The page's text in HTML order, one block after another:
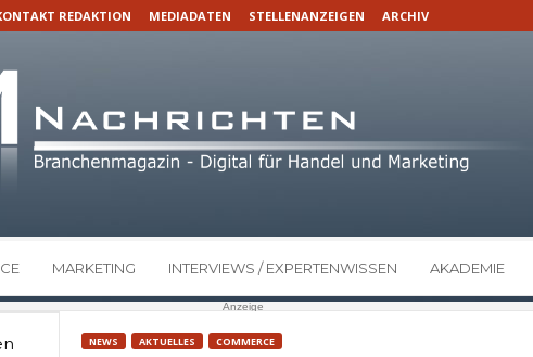
REDAKTION MEDIADATEN STELLENANZEIGEN ARCHIV
MARKETING INTERVIEWS / EXPERTENWISSEN AKADEMIE
Anzeige
NEWS AKTUELLES COMMERCE